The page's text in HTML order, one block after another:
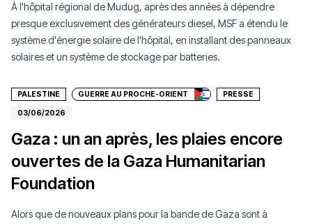
À l'hôpital régional de Mudug, après des années à dépendre
presque exclusivement des générateurs diesel, MSF a étendu le
système d'énergie solaire de l'hôpital, en installant des panneaux
solaires et un système de stockage par batteries.
Faire un don
PALESTINE GUERRE AU PROCHE-ORIENT PRESSE
03/06/2026
Gaza : un an après, les plaies encore
ouvertes de la Gaza Humanitarian
Foundation
Alors que de nouveaux plans pour la bande de Gaza sont à